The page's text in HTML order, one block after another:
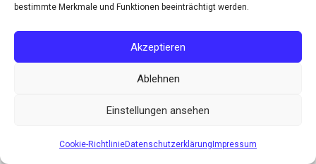
bestimmte Merkmale und Funktionen beeinträchtigt werden.
Akzeptieren
Ablehnen
Einstellungen ansehen
Cookie-RichtlinieDatenschutzerklärung Impressum
Impressum
Copyright © 2026 by XYAB-Controller-Seite |